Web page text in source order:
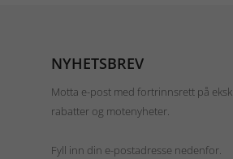
NYHETSBREV
Motta e-post med fortrinnsrett på
rabatter og motenyheter.
Fyll inn din e-postadresse nedenfor.